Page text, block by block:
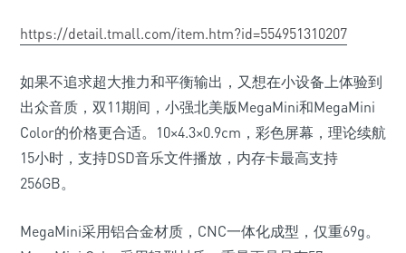
https://detail.tmall.com/item.htm?id=554951310207
如果不追求超大推力和平衡输出，又想在小设备上体验到
出众音质，双11期间，小强北美版MegaMini和MegaMini
Color的价格更合适。10×4.3×0.9cm，彩色屏幕，理论续航
15小时，支持DSD音乐文件播放，内存卡最高支持
256GB。
MegaMini采用铝合金材质，CNC一体化成型，仅重69g。